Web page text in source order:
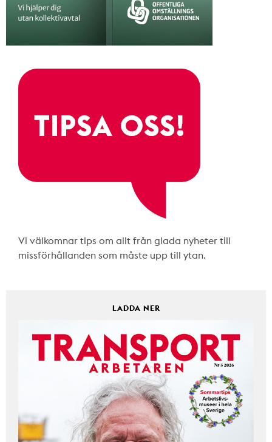
Vi välkomnar tips om allt från glada nyheter till
missförhållanden som måste upp till ytan.
LADDA NER